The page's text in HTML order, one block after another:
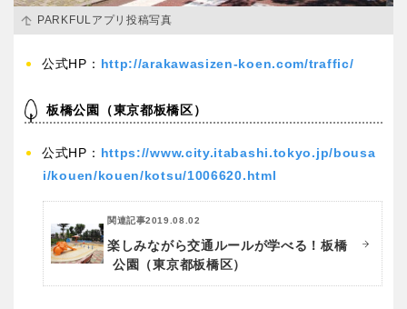
PARKFULアプリ投稿写真
公式HP： http://arakawasizen-koen.com/traffic/
板橋公園（東京都板橋区）
公式HP： https://www.city.itabashi.tokyo.jp/bousa
i/kouen/kouen/kotsu/1006620.html
関連記事2019.08.02
楽しみながら交通ルールが学べる！板橋
公園（東京都板橋区）